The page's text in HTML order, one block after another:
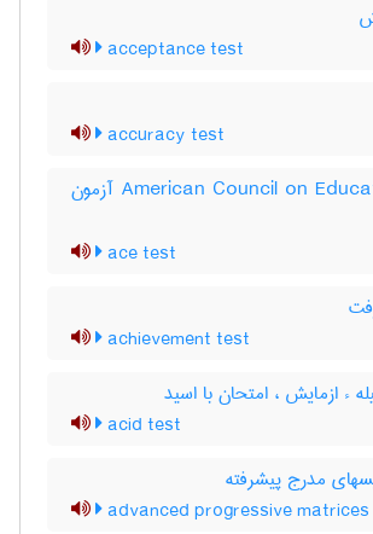
acceptance test
accuracy test
‎American Council on Education Test آزمون
ace test
achievement test
ء ازمایش ، امتحان با اسید
acid test
مدرج پیشرفته
advanced progressive